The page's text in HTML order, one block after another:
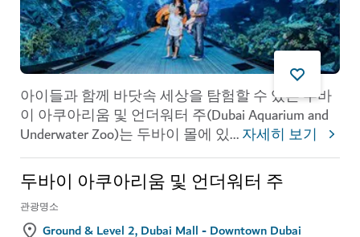
아이들과 함께 바닷속 세상을 탐험할 수 있는 두바
이 아쿠아리움 및 언더워터 주(Dubai Aquarium and
Underwater Zoo)는 두바이 몰에 있...자세히 보기
두바이 아쿠아리움 및 언더워터 주
관광명소
Ground & Level 2, Dubai Mall - Downtown Dubai